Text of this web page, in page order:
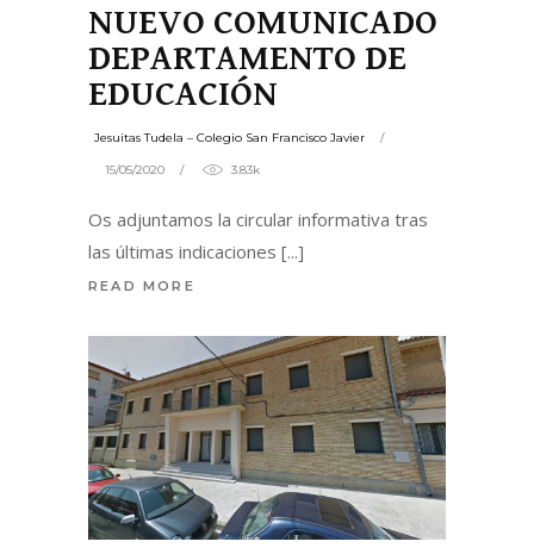
NUEVO COMUNICADO
DEPARTAMENTO DE
EDUCACIÓN
Jesuitas Tudela – Colegio San Francisco Javier
15/05/2020 3.83k
Os adjuntamos la circular informativa tras
las últimas indicaciones
READ MORE